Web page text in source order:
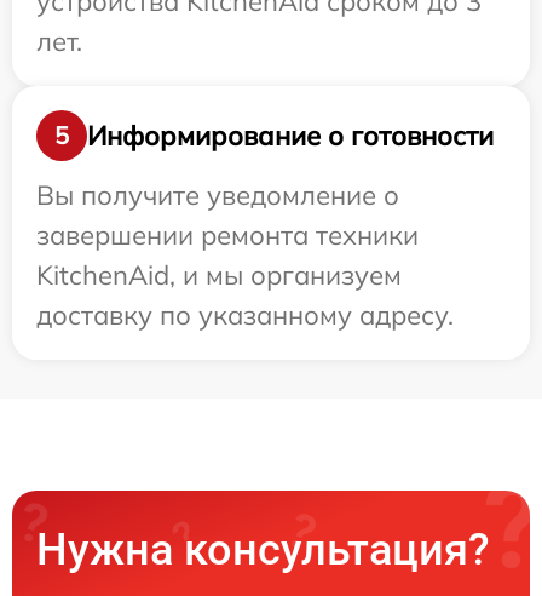
лет.
5
Информирование о готовности
Вы получите уведомление о
завершении ремонта техники
KitchenAid, и мы организуем
доставку по указанному адресу.
Нужна консультация?